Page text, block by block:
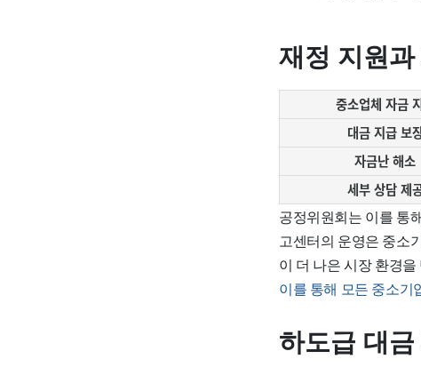
재정 지원
중소업체 자금
대금 지급 보
자금난 해소
세부 상담 제
공정위원회는 이를 통
고센터의 운영은 중소
이 더 나은 시장 환경
이를 통해 모든 중소기
하도급 대